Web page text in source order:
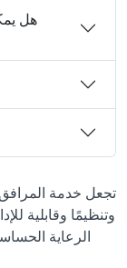
هل
تجعل خدمة
وتنظيمًا وقابلية
الرعاية